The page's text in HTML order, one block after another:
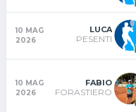
10 MAG
2026
LUCA
PESENTI
10 MAG
2026
FABIO
FORASTIERO